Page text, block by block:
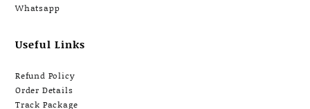
Whatsapp
Useful Links
Refund Policy
Order Details
Track Package